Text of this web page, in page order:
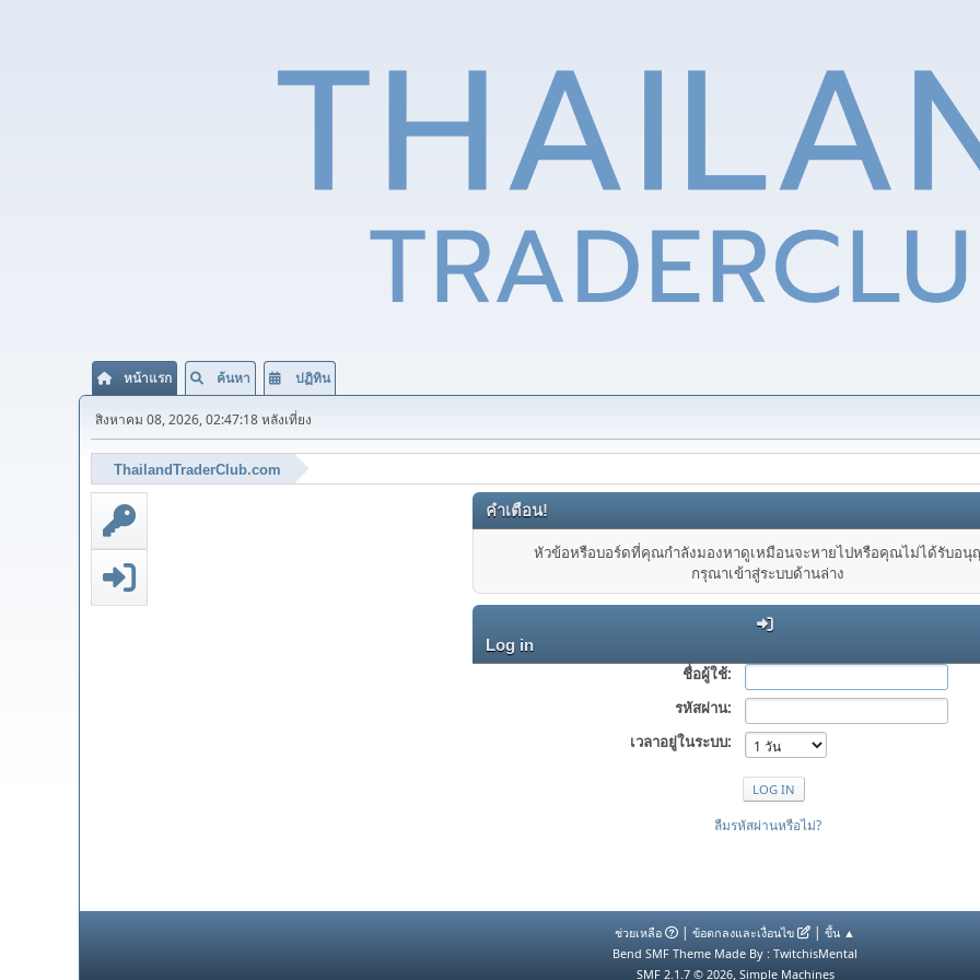
หน้าแรก ค้นหา ปฏิทิน
สิงหาคม 08, 2026, 02:47:18 หลังเที่ยง
ThailandTraderClub.com
คำเตือน!
หัวข้อหรือบอร์ดที่คุณกำลังมองหาดูเหมือนจะหายไปหรือคุณไม่ได้รับอนุ
กรุณาเข้าสู่ระบบด้านล่าง
Log in
ชื่อผู้ใช้:
รหัสผ่าน:
เวลาอยู่ในระบบ:
ลืมรหัสผ่านหรือไม่?
ช่วยเหลือ | ข้อตกลงและเงื่อนไข | ขึ้น ▲
Bend SMF Theme Made By : TwitchisMental
SMF 2.1.7 © 2026, Simple Machines